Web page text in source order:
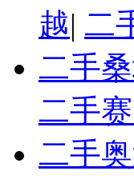
越| 二
二手
二手
二手